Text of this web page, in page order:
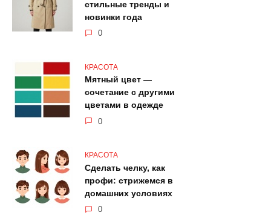
стильные тренды и
новинки года
0
КРАСОТА
Мятный цвет —
сочетание с другими
цветами в одежде
0
КРАСОТА
Сделать челку, как
профи: стрижемся в
домашних условиях
0